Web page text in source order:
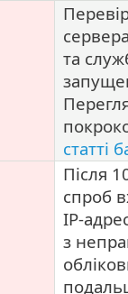
та
статті
Після
спроб
IP-
з